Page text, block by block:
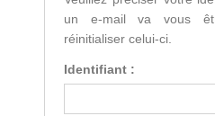
un e-mail va vous
réinitialiser celui-ci.
Identifiant :